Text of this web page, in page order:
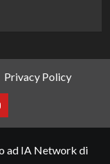
Privacy Policy
ad IA Network di